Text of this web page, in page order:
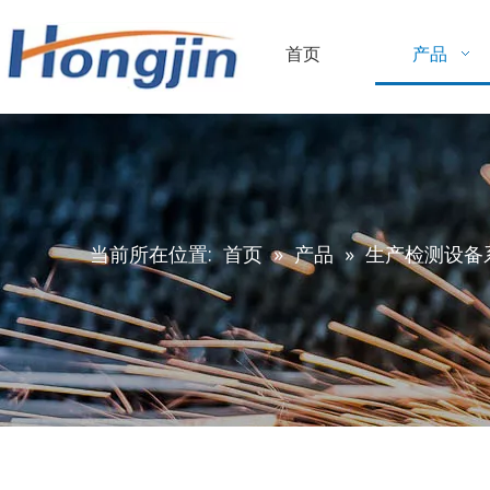
首页 产品
当前所在位置: 首页 » 产品 » 生产检测设备